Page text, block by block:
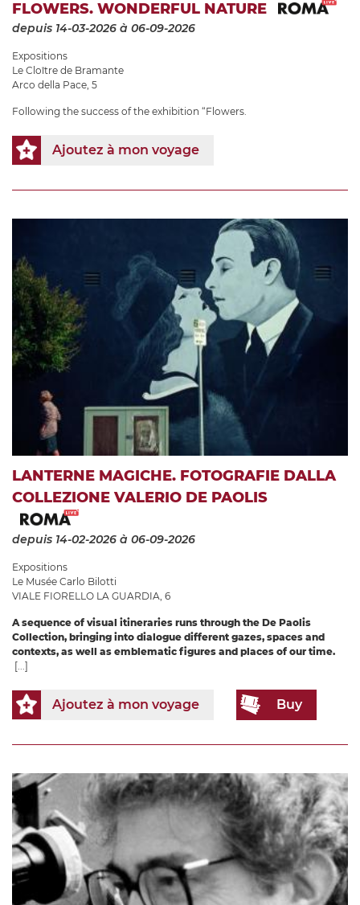
FLOWERS. WONDERFUL NATURE
depuis 14-03-2026 à 06-09-2026
Expositions
Le Cloître de Bramante
Arco della Pace, 5
Following the success of the exhibition “Flowers.
Ajoutez à mon voyage
LANTERNE MAGICHE. FOTOGRAFIE DALLA
COLLEZIONE VALERIO DE PAOLIS
depuis 14-02-2026 à 06-09-2026
Expositions
Le Musée Carlo Bilotti
VIALE FIORELLO LA GUARDIA, 6
A sequence of visual itineraries runs through the De Paolis
Collection, bringing into dialogue different gazes, spaces and
contexts, as well as emblematic figures and places of our time.
[...]
Ajoutez à mon voyage Buy